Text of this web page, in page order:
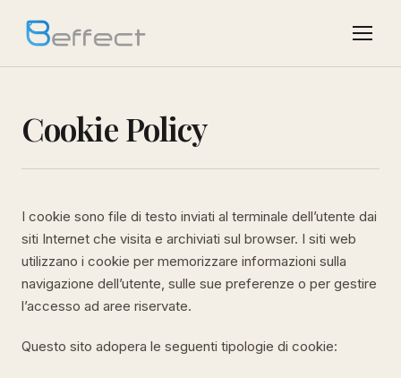
Cookie Policy
I cookie sono file di testo inviati al terminale dell’utente dai
siti Internet che visita e archiviati sul browser. I siti web
utilizzano i cookie per memorizzare informazioni sulla
navigazione dell’utente, sulle sue preferenze o per gestire
l’accesso ad aree riservate.
Questo sito adopera le seguenti tipologie di cookie: